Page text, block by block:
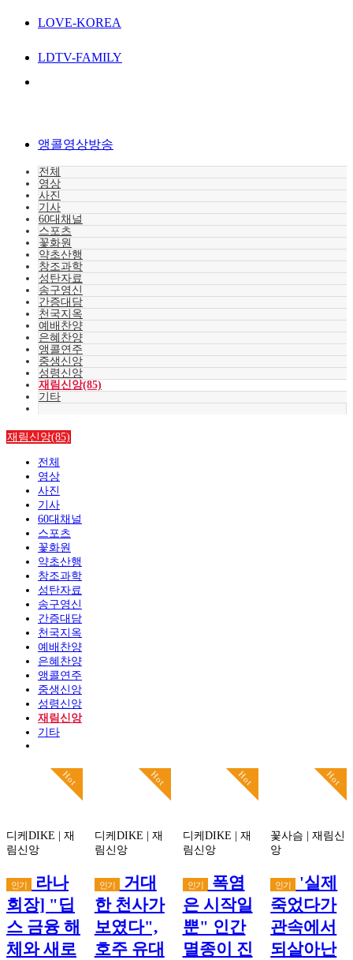
LOVE-KOREA
LDTV-FAMILY
앵콜영상방송
전체
영상
사진
기사
60대채널
스포츠
꽃화원
약초산행
창조과학
성탄자료
송구영신
간증대담
천국지옥
예배찬양
은혜찬양
앵콜연주
중생신앙
성령신앙
재림신앙(85)
기타
재림신앙(85)
전체
영상
사진
기사
60대채널
스포츠
꽃화원
약초산행
창조과학
성탄자료
송구영신
간증대담
천국지옥
예배찬양
은혜찬양
앵콜연주
중생신앙
성령신앙
재림신앙
기타
Hot
디케DIKE
재
림신앙
인기
라나
회장] "딥
스 금융 해
체와 새로
Hot
디케DIKE
재
림신앙
인기 거대
한 천사가
보였다",
호주 유대
Hot
디케DIKE
재
림신앙
인기 폭염
은 시작일
뿐" 인간
멸종이 진
Hot
꽃사슴
재림신
앙
인기
'실제
죽었다가
관속에서
되살아난